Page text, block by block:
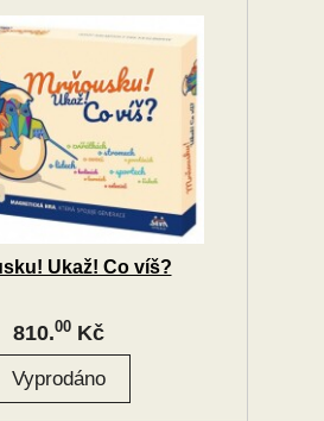
Ukaž! Co víš?
810.00Kč